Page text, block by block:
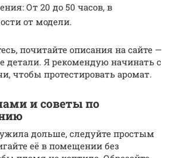
От 20 до 50 часов, в
от модели.
почитайте описания на сайте —
детали. Я рекомендую начинать с
чтобы протестировать аромат.
и советы по
дольше, следуйте простым
её в помещении без